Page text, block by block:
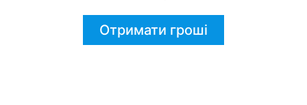
Отримати гроші